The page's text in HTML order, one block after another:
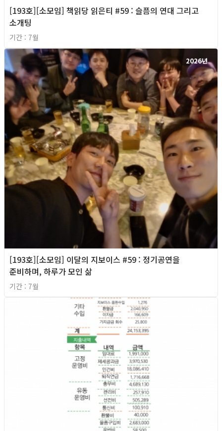
[193호][소모임] 책읽당 읽은티 #59 : 슬픔의 연대 그리고
소개팅
기간 : 7월
2026년
[193호][소모임] 이달의 지보이스 #59 : 정기공연을
준비하며, 하루가 모인 삶
기간 : 7월